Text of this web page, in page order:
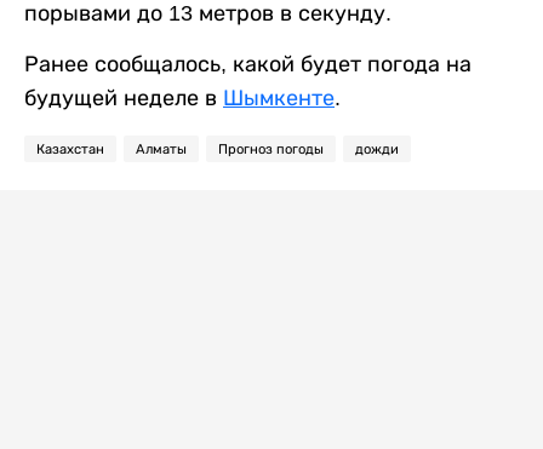
порывами до 13 метров в секунду.
Ранее сообщалось, какой будет погода на
будущей неделе в Шымкенте.
Казахстан Алматы Прогноз погоды дожди